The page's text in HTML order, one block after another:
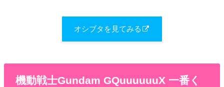
オシブタを見てみる
機動戦士Gundam GQuuuuuuX 一番く